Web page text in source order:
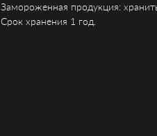
Замороженная продукция:
Срок хранения 1 год.